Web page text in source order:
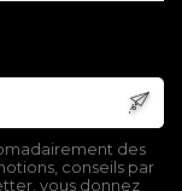
des
conseils par
vous donnez